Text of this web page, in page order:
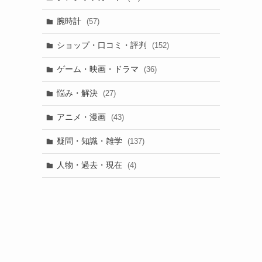
腕時計 (57)
ショップ・口コミ・評判 (152)
ゲーム・映画・ドラマ (36)
悩み・解決 (27)
アニメ・漫画 (43)
疑問・知識・雑学 (137)
人物・過去・現在 (4)